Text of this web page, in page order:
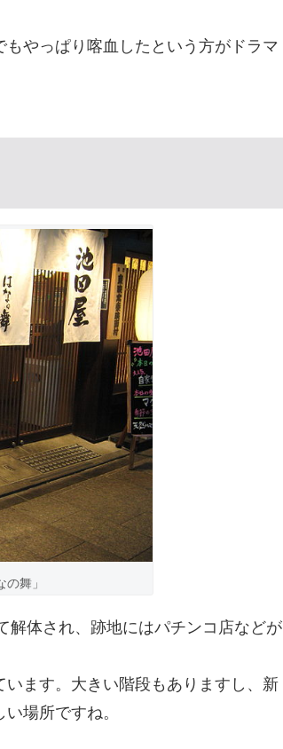
やっぱり喀血したという方がドラマ
舞」
解体され、跡地にはパチンコ店などが
ます。大きい階段もありますし、新
場所ですね。